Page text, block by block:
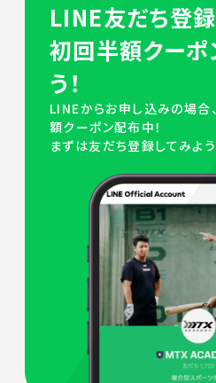
LINE友だち登
初回半額クーポ
う！
LINEからお申し込みの場合
額クーポン配布中！
まずは友だち登録してみよう